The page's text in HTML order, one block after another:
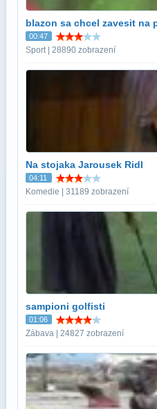
blazon sa chcel zavesit na
00:47
Sport | 28890 zobrazení
Na stojaka Jarousek Ridl
04:11
Komedie | 31189 zobrazení
sampioni golfisti
01:06
Zábava | 24827 zobrazení